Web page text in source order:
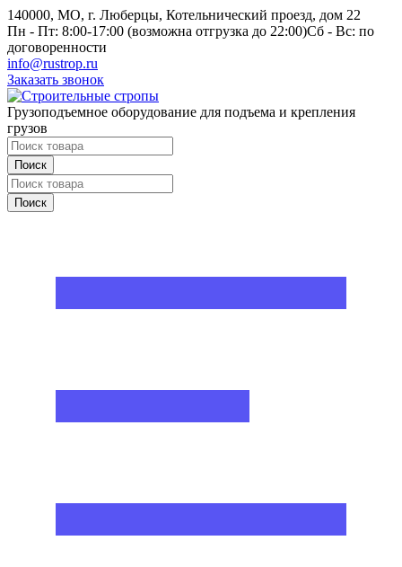
140000, МО, г. Люберцы, Котельнический проезд, дом 22
Пн - Пт: 8:00-17:00 (возможна отгрузка до 22:00)Сб - Вс: по
договоренности
info@rustrop.ru
Заказать звонок
Грузоподъемное оборудование для подъема и крепления
грузов
Поиск
Поиск